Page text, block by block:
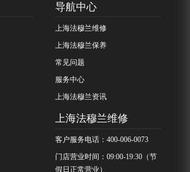
导航中心
上海法穆兰维修
上海法穆兰保养
常见问题
服务中心
上海法穆兰资讯
上海法穆兰维修
客户服务电话：400-006-0073
门店营业时间：09:00-19:30（节
假日正常营业）